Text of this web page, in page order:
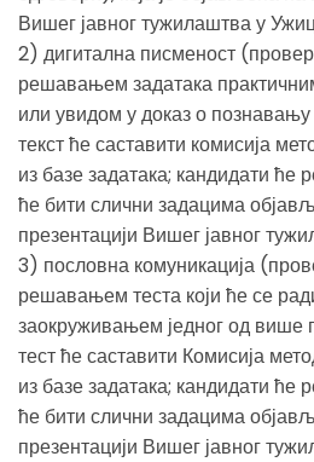
Вишег јавног тужилаштва у
2) дигитална писменост
решавањем задатака
или увидом у доказ о
текст ће саставити комисија
из базе задатака; кандидати ће
ће бити слични задацима
презентацији Вишег јавног
3) пословна комуникација
решавањем теста који ће се
заокруживањем једног од више
тест ће саставити Комисија
из базе задатака; кандидати ће
ће бити слични задацима
презентацији Вишег јавног